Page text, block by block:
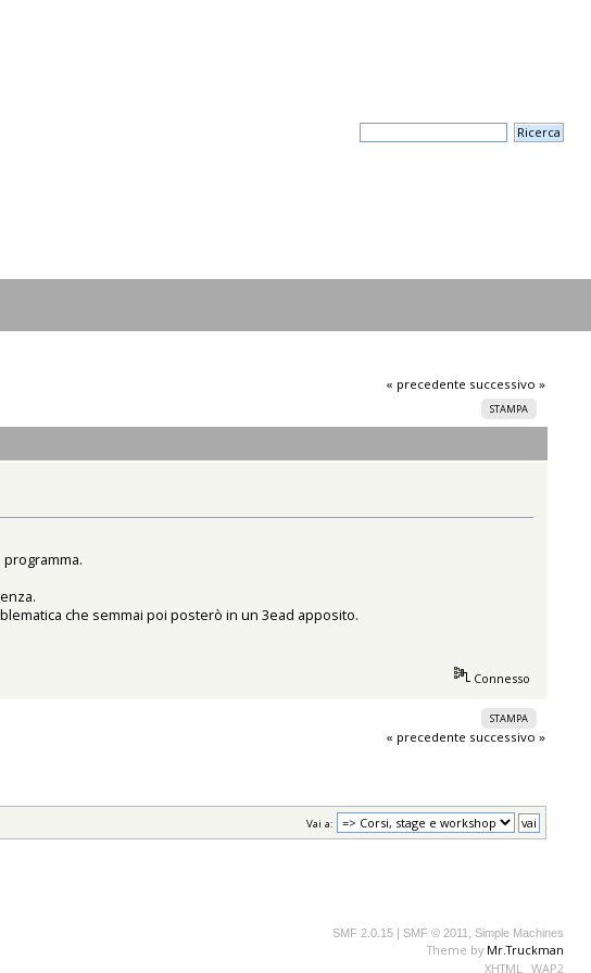
« precedente successivo »
STAMPA
che semmai poi posterò in un 3ead apposito.
Connesso
STAMPA
« precedente successivo »
Vai a:
SMF 2.0.15 | SMF © 2011 Simple Machines
Theme by Mr.Truckman
XHTML
WAP2